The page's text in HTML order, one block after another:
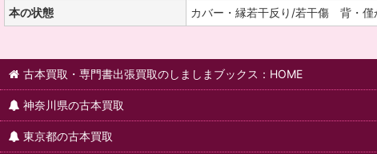
本の状態
カバー・縁若干反り/若干傷 背・
古本買取・専門書出張買取のしましまブックス：HOME
神奈川県の古本買取
東京都の古本買取